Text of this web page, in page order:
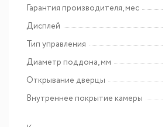
Гарантия производителя, мес
Дисплей
Тип управления
Диаметр поддона, мм
Открывание дверцы
Внутреннее покрытие камеры